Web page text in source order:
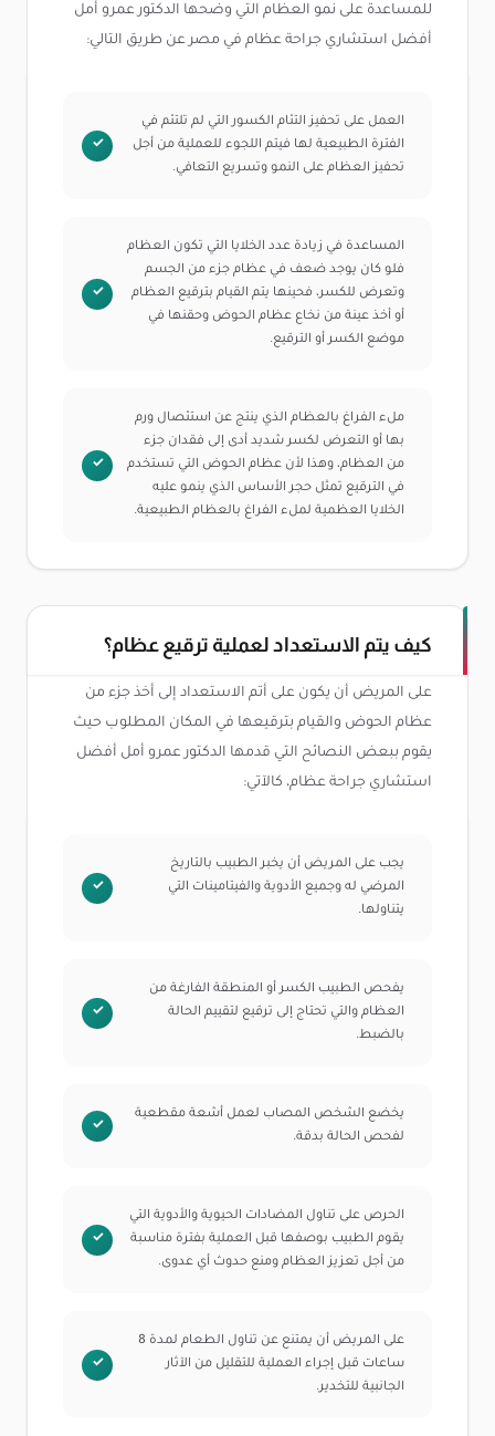
للمساعدة على نمو العظام التي وضحها الدكتور عمرو أمل
أفضل استشاري جراحة عظام في مصر عن طريق التالي:
العمل على تحفيز التئام الكسور التي لم تلتئم في
الفترة الطبيعية لها فيتم اللجوء للعملية من أجل
تحفيز العظام على النمو وتسريع التعافي.
المساعدة في زيادة عدد الخلايا التي تكون العظام
فلو كان يوجد ضعف في عظام جزء من الجسم
وتعرض للكسر، فحينها يتم القيام بترقيع العظام
أو أخذ عينة من نخاع عظام الحوض وحقنها في
موضع الكسر أو الترقيع.
ملء الفراغ بالعظام الذي ينتج عن استئصال ورم
بها أو التعرض لكسر شديد أدى إلى فقدان جزء
من العظام، وهذا لأن عظام الحوض التي تستخدم
في الترقيع تمثل حجر الأساس الذي ينمو عليه
الخلايا العظمية لملء الفراغ بالعظام الطبيعية.
كيف يتم الاستعداد لعملية ترقيع عظام؟
على المريض أن يكون على أتم الاستعداد إلى أخذ جزء من
عظام الحوض والقيام بترقيعها في المكان المطلوب حيث
يقوم ببعض النصائح التي قدمها الدكتور عمرو أمل أفضل
استشاري جراحة عظام، كالآتي:
يجب على المريض أن يخبر الطبيب بالتاريخ
المرضي له وجميع الأدوية والفيتامينات التي
يتناولها.
يفحص الطبيب الكسر أو المنطقة الفارغة من
العظام والتي تحتاج إلى ترقيع لتقييم الحالة
بالضبط.
يخضع الشخص المصاب لعمل أشعة مقطعية
لفحص الحالة بدقة.
الحرص على تناول المضادات الحيوية والأدوية التي
يقوم الطبيب بوصفها قبل العملية بفترة مناسبة
من أجل تعزيز العظام ومنع حدوث أي عدوى.
على المريض أن يمتنع عن تناول الطعام لمدة 8
ساعات قبل إجراء العملية للتقليل من الآثار
الجانبية للتخدير.